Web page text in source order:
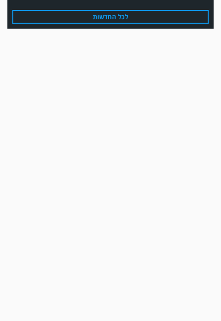
משחק אימון: הפועל אזור והפועל מרמורק סיימו בתוצאה 0-0 .
לכל החדשות